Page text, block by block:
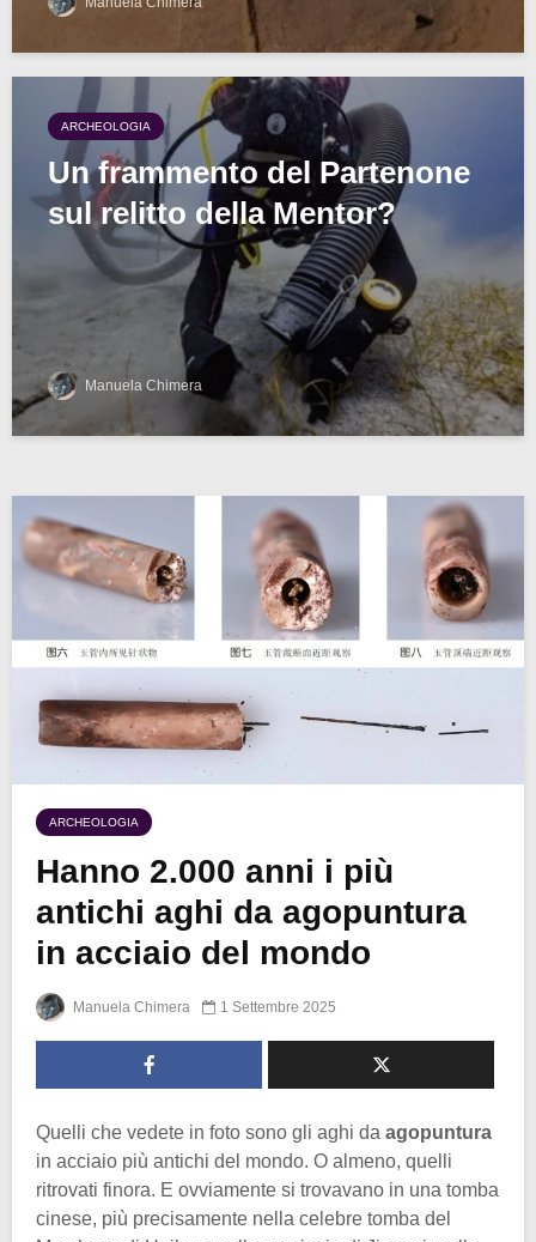
ARCHEOLOGIA
Un frammento del Partenone
sul relitto della Mentor?
Manuela Chimera
ARCHEOLOGIA
Hanno 2.000 anni i più
antichi aghi da agopuntura
in acciaio del mondo
Manuela Chimera 1 Settembre 2025
Quelli che vedete in foto sono gli aghi da agopuntura
in acciaio più antichi del mondo. O almeno, quelli
ritrovati finora. E ovviamente si trovavano in una tomba
cinese, più precisamente nella celebre tomba del